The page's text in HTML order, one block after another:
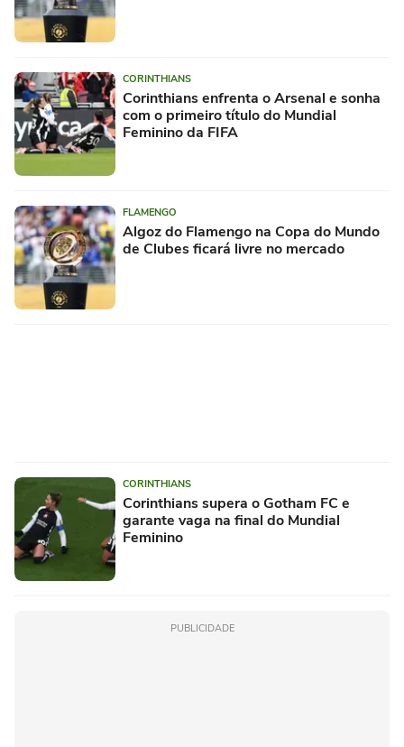
CORINTHIANS
Corinthians enfrenta o Arsenal e sonha
com o primeiro título do Mundial
Feminino da FIFA
FLAMENGO
Algoz do Flamengo na Copa do Mundo
de Clubes ficará livre no mercado
CORINTHIANS
Corinthians supera o Gotham FC e
garante vaga na final do Mundial
Feminino
PUBLICIDADE